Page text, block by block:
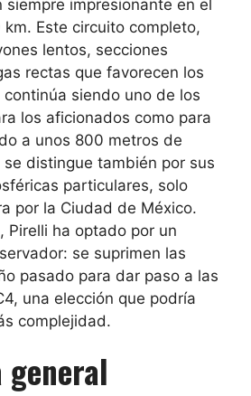
siempre impresionante en el
Este circuito completo,
lentos, secciones
rectas que favorecen los
siendo uno de los
los aficionados como para
a unos 800 metros de
distingue también por sus
particulares, solo
por la Ciudad de México.
Pirelli ha optado por un
se suprimen las
pasado para dar paso a las
una elección que podría
complejidad.
general